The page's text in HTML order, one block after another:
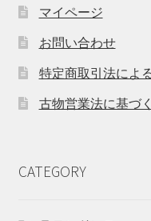
マイページ
お問い合わせ
特定商取引法によ
古物営業法に基づ
CATEGORY